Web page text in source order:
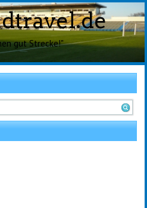
gut Strecke!"